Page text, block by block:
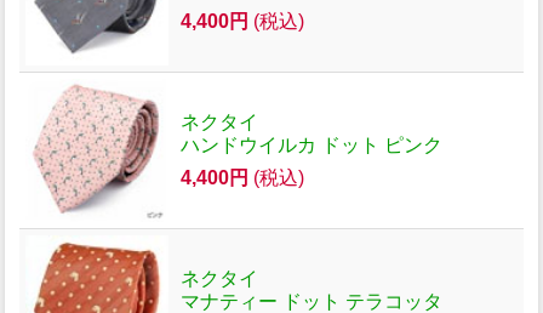
4,400円 (税込)
ネクタイ
ハンドウイルカ ドット ピンク
4,400円 (税込)
ネクタイ
マナティー ドット テラコッタ